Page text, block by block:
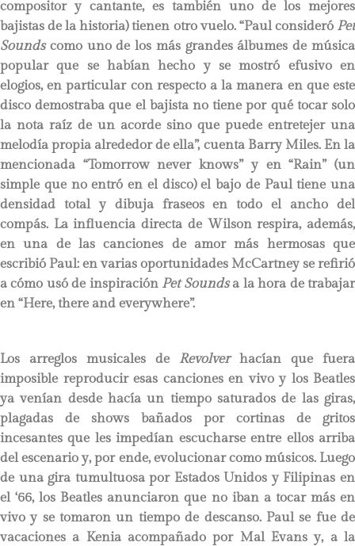
compositor y cantante, es también uno de los mejores
bajistas de la historia) tienen otro vuelo. “Paul consideró Pet
Soundscomo uno de los más grandes álbumes de música
popular que se habían hecho y se mostró efusivo en
elogios, en particular con respecto a la manera en que este
disco demostraba que el bajista no tiene por qué tocar solo
la nota raíz de un acorde sino que puede entretejer una
melodía propia alrededor de ella”, cuenta Barry Miles. En la
mencionada “Tomorrow never knows” y en “Rain” (un
simple que no entró en el disco) el bajo de Paul tiene una
densidad total y dibuja fraseos en todo el ancho del
compás. La influencia directa de Wilson respira, además,
en una de las canciones de amor más hermosas que
escribió Paul: en varias oportunidades McCartney se refirió
a cómo usó de inspiración Pet Soundsa la hora de trabajar
en “Here, there and everywhere”.
Los arreglos musicales de Revolverhacían que fuera
imposible reproducir esas canciones en vivo y los Beatles
ya venían desde hacía un tiempo saturados de las giras,
plagadas de shows bañados por cortinas de gritos
incesantes que les impedían escucharse entre ellos arriba
del escenario y, por ende, evolucionar como músicos. Luego
de una gira tumultuosa por Estados Unidos y Filipinas en
el ‘66, los Beatles anunciaron que no iban a tocar más en
vivo y se tomaron un tiempo de descanso. Paul se fue de
vacaciones a Kenia acompañado por Mal Evans y, a la